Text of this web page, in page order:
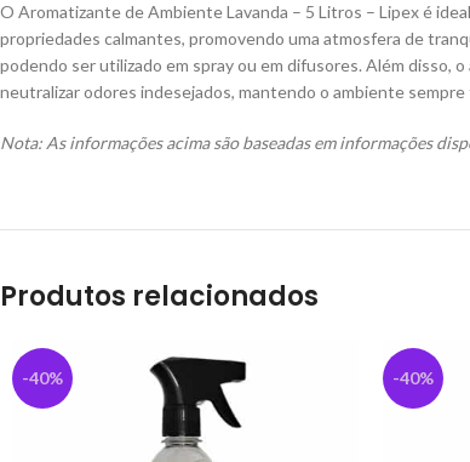
O Aromatizante de Ambiente Lavanda – 5 Litros – Lipex é
propriedades calmantes, promovendo uma atmosfera de
podendo ser utilizado em spray ou em difusores. Além disso,
neutralizar odores indesejados, mantendo o ambiente
Nota: As informações acima são baseadas em informações
Produtos relacionados
-40% -40%